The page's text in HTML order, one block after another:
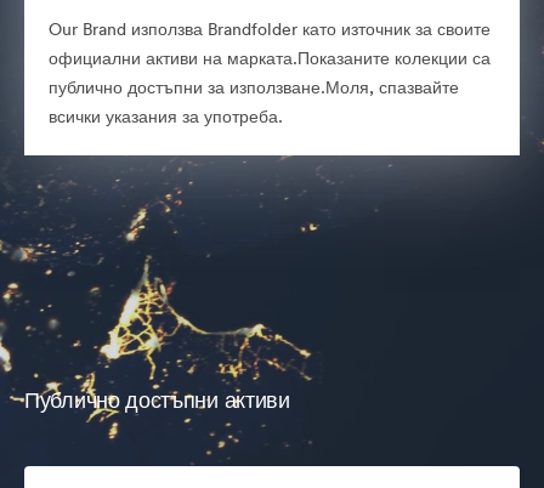
Our Brand използва Brandfolder като източник за своите
официални активи на марката.Показаните колекции са
публично достъпни за използване.Моля, спазвайте
всички указания за употреба.
Публично достъпни активи